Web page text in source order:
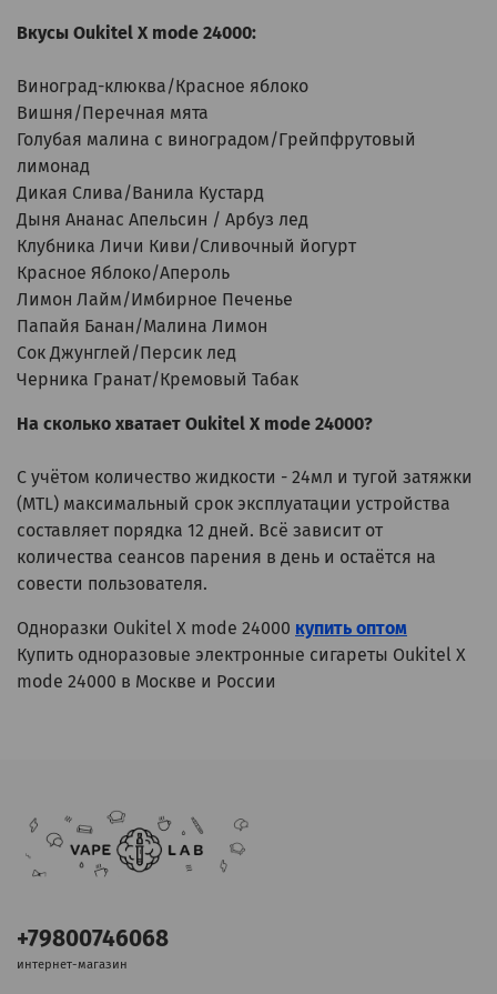
Вкусы Oukitel X mode 24000:
Виноград-клюква/Красное яблоко
Вишня/Перечная мята
Голубая малина с виноградом/Грейпфрутовый
лимонад
Дикая Слива/Ванила Кустард
Дыня Ананас Апельсин / Арбуз лед
Клубника Личи Киви/Сливочный йогурт
Красное Яблоко/Апероль
Лимон Лайм/Имбирное Печенье
Папайя Банан/Малина Лимон
Сок Джунглей/Персик лед
Черника Гранат/Кремовый Табак
На сколько хватает Oukitel X mode 24000?
С учётом количество жидкости - 24мл и тугой затяжки
(MTL) максимальный срок эксплуатации устройства
составляет порядка 12 дней. Всё зависит от
количества сеансов парения в день и остаётся на
совести пользователя.
Одноразки Oukitel X mode 24000 купить оптом
Купить одноразовые электронные сигареты Oukitel X
mode 24000 в Москве и России
+79800746068
интернет-магазин